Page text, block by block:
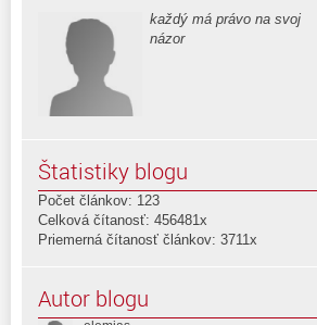
každý má právo na svoj
názor
Štatistiky blogu
Počet článkov: 123
Celková čítanosť: 456481x
Priemerná čítanosť článkov: 3711x
Autor blogu